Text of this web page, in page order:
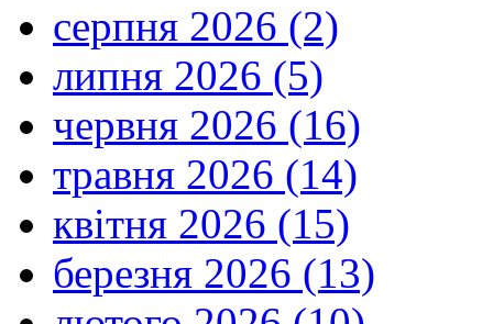
серпня 2026 (2)
липня 2026 (5)
червня 2026 (16)
травня 2026 (14)
квітня 2026 (15)
березня 2026 (13)